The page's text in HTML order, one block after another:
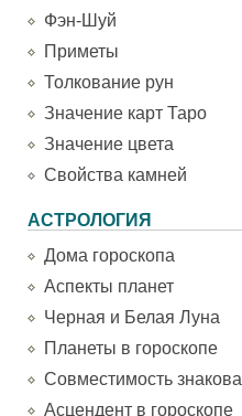
Фэн-Шуй
Приметы
Толкование рун
Значение карт Таро
Значение цвета
Свойства камней
АСТРОЛОГИЯ
Дома гороскопа
Аспекты планет
Черная и Белая Луна
Планеты в гороскопе
Совместимость знакова
Асцендент в гороскопе